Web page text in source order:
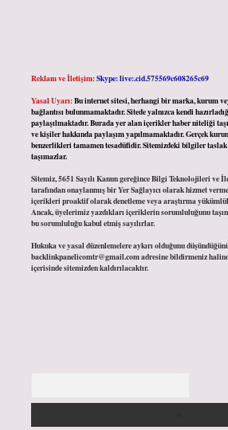
Reklam ve İletişim:Skype: live:.cid.575569c608265c69
Yasal Uyarı:Bu internet sitesi, herhangi bir marka, kurum
bağlantısı bulunmamaktadır. Sitede yalnızca kendi
paylaşılmaktadır. Burada yer alan içerikler haber niteliği
ve kişiler hakkında paylaşım yapılmamaktadır. Gerçek
benzerlikleri tamamen tesadüfidir. Sitemizdeki bilgiler
taşımazlar.
Sitemiz, 5651 Sayılı Kanun gereğince Bilgi Teknolojileri ve
tarafından onaylanmış bir Yer Sağlayıcı olarak hizmet
içerikleri proaktif olarak denetleme veya araştırma
Ancak, üyelerimiz yazdıkları içeriklerin sorumluluğunu
bu sorumluluğu kabul etmiş sayılırlar.
Hukuka ve yasal düzenlemelere aykırı olduğunu
backlinkpanelicomtr@gmail.comadresine bildirmeniz
içerisinde sitemizden kaldırılacaktır.